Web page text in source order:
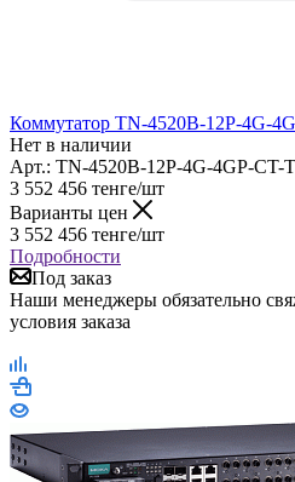
Коммутатор TN-4520B-12P-4G-
Нет в наличии
Арт.: TN-4520B-12P-4G-4GP-CT-T
3 552 456 тенге/шт
Варианты цен
3 552 456 тенге/шт
Подробности
Под заказ
Наши менеджеры обязательно
условия заказа